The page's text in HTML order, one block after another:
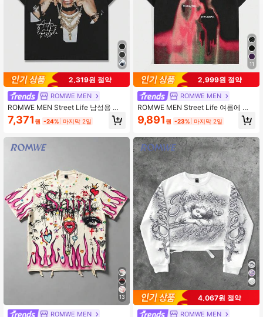
4.86 669K 팔로워
4.86 669K 팔로워
2,319원 절약
ROMWE MEN
ROMWE MEN Street Life 남성용 초
상화 프린트 반팔 티셔츠, 봄과 여름에
일상적으로 착용하기 적합, 학교
7,371 원 -24% 마지막 2일
13
ROMWE MEN
11
2,999원 절약
ROMWE MEN
ROMWE MEN Street Life 여름에 적
합한 남성용 레트로 스트리트 스타일
추상 실루엣 열지도 프린트 반팔 티셔
9,891 원 -23% 마지막 2일
4,067원 절약
ROMWE MEN